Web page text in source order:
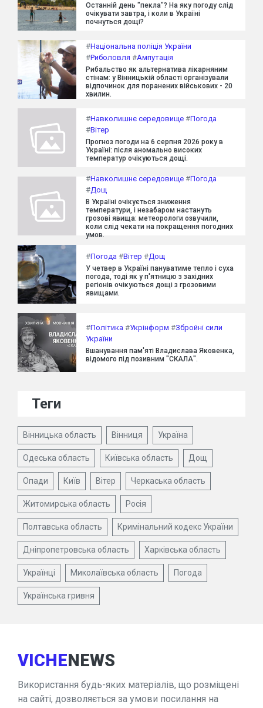
Останній день "пекла"? На яку погоду слід
очікувати завтра, і коли в Україні
почнуться дощі?
#Національна поліція України
#Риболовля #Ампутація
Рибальство як альтернатива лікарняним
стінам: у Вінницькій області організували
відпочинок для поранених військових - 20
хвилин.
#Навколишнє середовище #Погода
#Вітер
Прогноз погоди на 6 серпня 2026 року в
Україні: після аномально високих
температур очікуються дощі.
#Навколишнє середовище #Погода
#Дощ
В Україні очікується зниження
температури, і незабаром настануть
грозові явища: метеорологи озвучили,
коли слід чекати на покращення погодних
умов.
#Погода #Вітер #Дощ
У четвер в Україні пануватиме тепло і суха
погода, тоді як у п'ятницю з західних
регіонів очікуються дощі з грозовими
явищами.
#Політика #Укрінформ #Збройні сили
України
Вшанування пам'яті Владислава Яковенка,
відомого під позивним "СКАЛА".
Теги
Вінницька область Вінниця Україна
Одеська область Київська область Дощ
Опади Київ Вітер Черкаська область
Житомирська область Росія
Полтавська область Кримінальний кодекс України
Дніпропетровська область Харківська область
Українці Миколаївська область Погода
Українська гривня
VICHENEWS
Використання будь-яких матеріалів, що розміщені
на сайті, дозволяється за умови посилання на